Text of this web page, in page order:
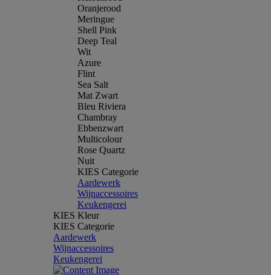
Oranjerood
Meringue
Shell Pink
Deep Teal
Wit
Azure
Flint
Sea Salt
Mat Zwart
Bleu Riviera
Chambray
Ebbenzwart
Multicolour
Rose Quartz
Nuit
KIES Categorie
Aardewerk
Wijnaccessoires
Keukengerei
KIES Kleur
KIES Categorie
Aardewerk
Wijnaccessoires
Keukengerei